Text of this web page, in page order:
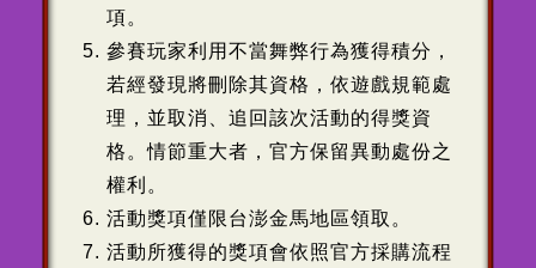
項。
參賽玩家利用不當舞弊行為獲得積分，
若經發現將刪除其資格，依遊戲規範處
理，並取消、追回該次活動的得獎資
格。情節重大者，官方保留異動處份之
權利。
活動獎項僅限台澎金馬地區領取。
活動所獲得的獎項會依照官方採購流程